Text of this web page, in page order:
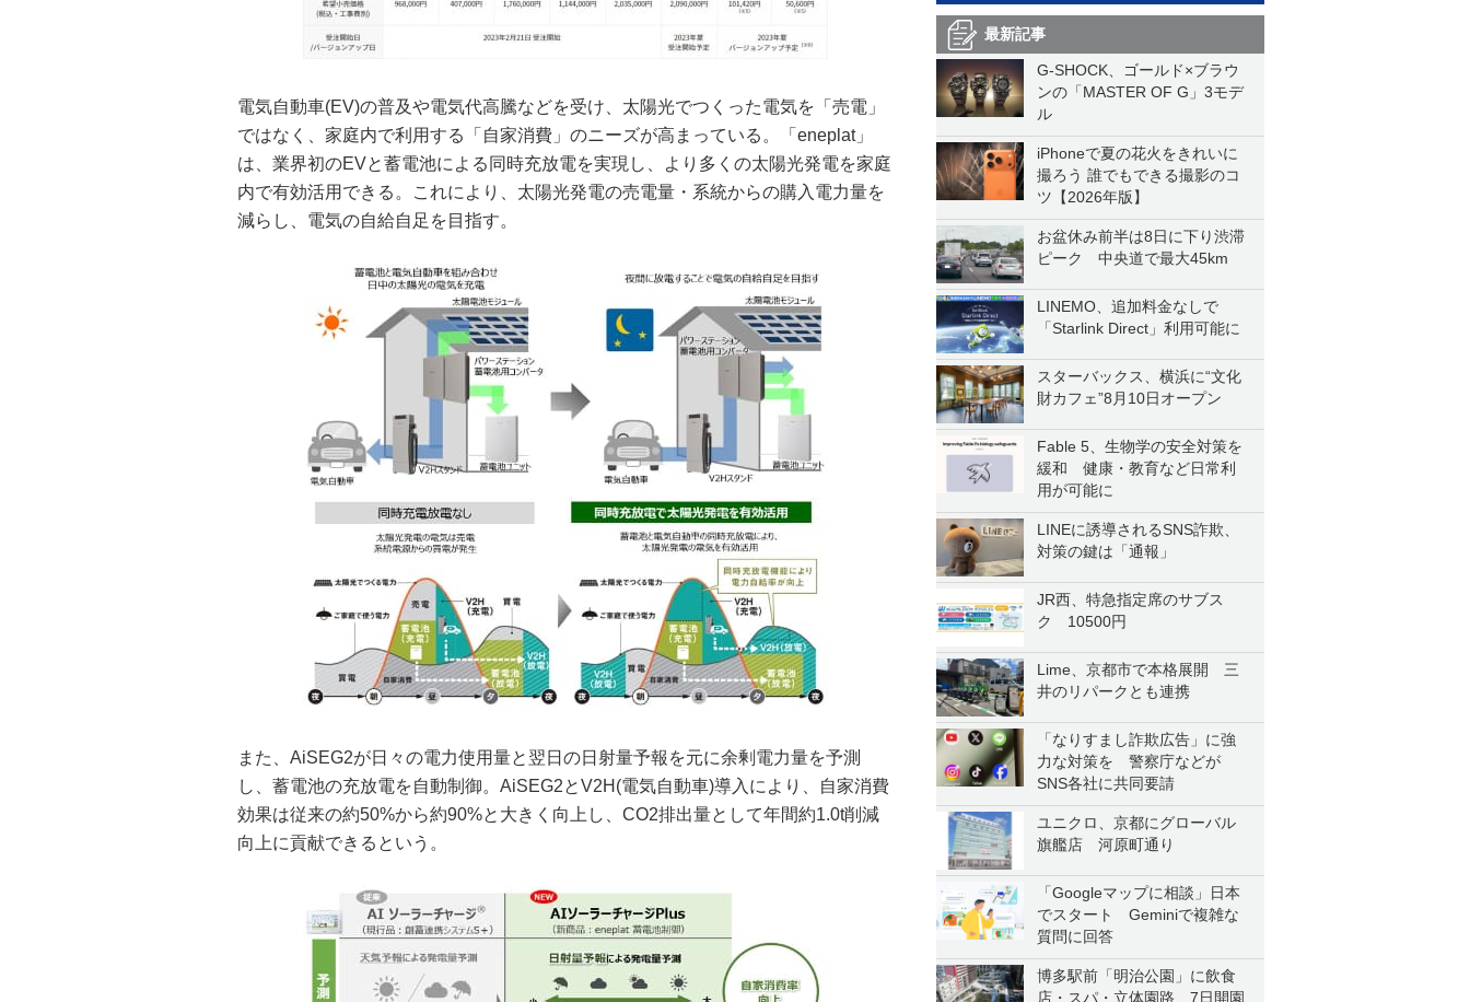
最新記事
G-SHOCK、ゴールド×ブラウ
ンの「MASTER OF G」3モデ
ル
iPhoneで夏の花火をきれいに
撮ろう 誰でもできる撮影のコ
ツ【2026年版】
お盆休み前半は8日に下り渋滞
ピーク 中央道で最大45km
LINEMO、追加料金なしで
「Starlink Direct」利用可能に
スターバックス、横浜に“文化
財カフェ”8月10日オープン
Fable 5、生物学の安全対策を
緩和 健康・教育など日常利
用が可能に
LINEに誘導されるSNS詐欺、
対策の鍵は「通報」
JR西、特急指定席のサブス
ク 10500円
Lime、京都市で本格展開 三
井のリパークとも連携
「なりすまし詐欺広告」に強
力な対策を 警察庁などが
SNS各社に共同要請
ユニクロ、京都にグローバル
旗艦店 河原町通り
「Googleマップに相談」日本
でスタート Geminiで複雑な
質問に回答
博多駅前「明治公園」に飲食
店・スパ・立体園路 7日開園
電気自動車(EV)の普及や電気代高騰などを受け、太陽光でつくった電気を「売電」
ではなく、家庭内で利用する「自家消費」のニーズが高まっている。「eneplat」
は、業界初のEVと蓄電池による同時充放電を実現し、より多くの太陽光発電を家庭
内で有効活用できる。これにより、太陽光発電の売電量・系統からの購入電力量を
減らし、電気の自給自足を目指す。
また、AiSEG2が日々の電力使用量と翌日の日射量予報を元に余剰電力量を予測
し、蓄電池の充放電を自動制御。AiSEG2とV2H(電気自動車)導入により、自家消費
効果は従来の約50%から約90%と大きく向上し、CO2排出量として年間約1.0t削減
向上に貢献できるという。